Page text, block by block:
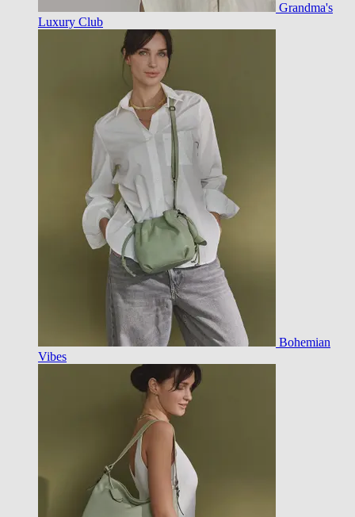
Grandma's
Luxury Club
Bohemian
Vibes